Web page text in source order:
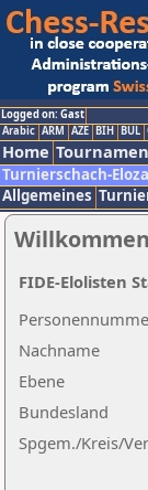
Logged on: Gast
Arabic ARM AZE BIH BUL
Home
Turnierschach-
Allgemeines
Nachname
Ebene
Bundesland
Spgem./Kreis/
FIDE-Elolisten